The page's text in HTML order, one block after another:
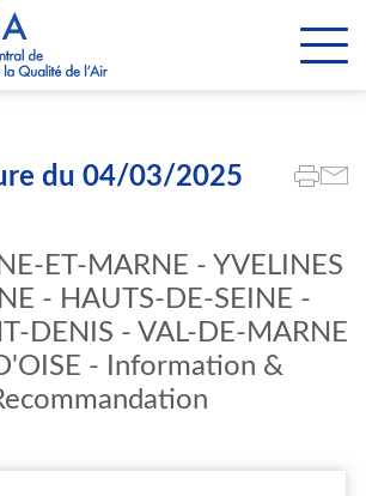
du 04/03/2025
ET-MARNE - YVELINES
- HAUTS-DE-SEINE -
DENIS - VAL-DE-MARNE
- Information &